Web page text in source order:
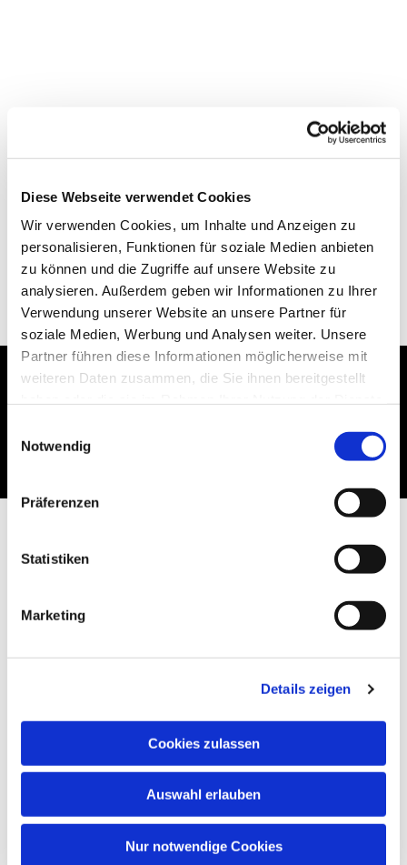
Diese Webseite verwendet Cookies
Wir verwenden Cookies, um Inhalte und Anzeigen zu
personalisieren, Funktionen für soziale Medien anbieten
zu können und die Zugriffe auf unsere Website zu
analysieren. Außerdem geben wir Informationen zu Ihrer
Verwendung unserer Website an unsere Partner für
soziale Medien, Werbung und Analysen weiter. Unsere
Partner führen diese Informationen möglicherweise mit
weiteren Daten zusammen, die Sie ihnen bereitgestellt
Notwendig
Präferenzen
Statistiken
Marketing
Details zeigen
Cookies zulassen
Auswahl erlauben
Nur notwendige Cookies
Dies könnte Sie auch